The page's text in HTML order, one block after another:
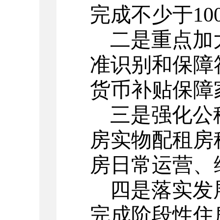
完成不少于
二是重点
准识别和保
货币补贴保
三是强化
房实物配租
房日常运营、
四是落实
完成阶段性